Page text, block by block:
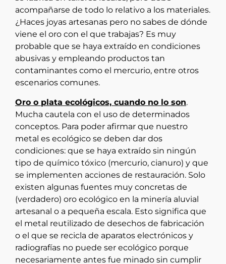
acompañarse de todo lo relativo a los materiales.
¿Haces joyas artesanas pero no sabes de dónde
viene el oro con el que trabajas? Es muy
probable que se haya extraído en condiciones
abusivas y empleando productos tan
contaminantes como el mercurio, entre otros
escenarios comunes.
Oro o plata ecológicos, cuando no lo son.
Mucha cautela con el uso de determinados
conceptos. Para poder afirmar que nuestro
metal es ecológico se deben dar dos
condiciones: que se haya extraído sin ningún
tipo de químico tóxico (mercurio, cianuro) y que
se implementen acciones de restauración. Solo
existen algunas fuentes muy concretas de
(verdadero) oro ecológico en la minería aluvial
artesanal o a pequeña escala. Esto significa que
el metal reutilizado de desechos de fabricación
o el que se recicla de aparatos electrónicos y
radiografías no puede ser ecológico porque
necesariamente antes fue minado sin cumplir